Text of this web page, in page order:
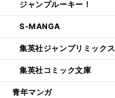
ジャンプルーキー！
S-MANGA
集英社ジャンプリミックス
集英社コミック文庫
青年マンガ